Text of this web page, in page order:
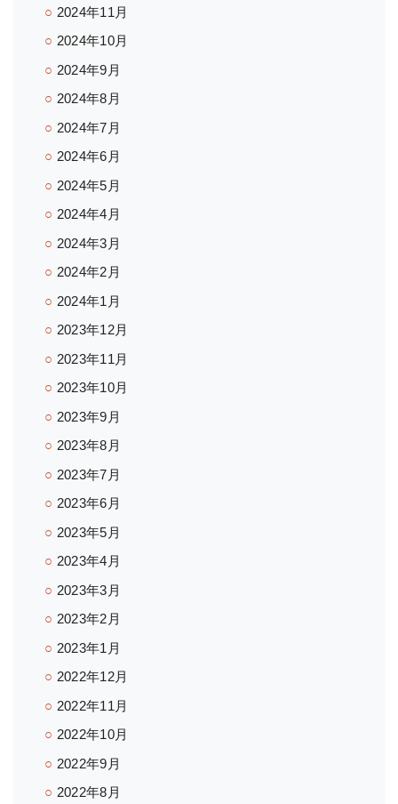
2024年11月
2024年10月
2024年9月
2024年8月
2024年7月
2024年6月
2024年5月
2024年4月
2024年3月
2024年2月
2024年1月
2023年12月
2023年11月
2023年10月
2023年9月
2023年8月
2023年7月
2023年6月
2023年5月
2023年4月
2023年3月
2023年2月
2023年1月
2022年12月
2022年11月
2022年10月
2022年9月
2022年8月